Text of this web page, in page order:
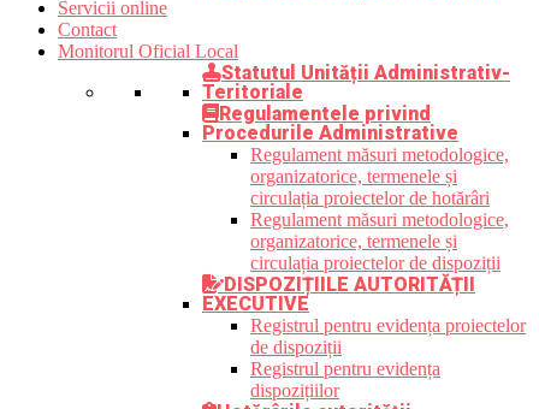
Servicii online
Contact
Monitorul Oficial Local
Statutul Unității Administrativ-
Teritoriale
Regulamentele privind
Procedurile Administrative
Regulament măsuri metodologice,
organizatorice, termenele și
circulația proiectelor de hotărâri
Regulament măsuri metodologice,
organizatorice, termenele și
circulația proiectelor de dispoziții
DISPOZIȚIILE AUTORITĂȚII
EXECUTIVE
Registrul pentru evidența proiectelor
de dispoziții
Registrul pentru evidența
dispozițiilor